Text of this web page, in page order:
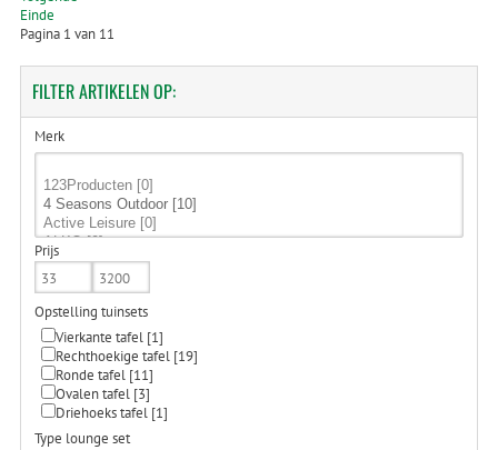
Einde
Pagina 1 van 11
FILTERARTIKELEN OP:
Merk
Prijs
Opstelling tuinsets
Vierkante tafel[1]
Rechthoekige tafel[19]
Ronde tafel[11]
Ovalen tafel[3]
Driehoeks tafel[1]
Type lounge set